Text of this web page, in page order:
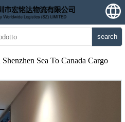
search
Sea To Canada Cargo